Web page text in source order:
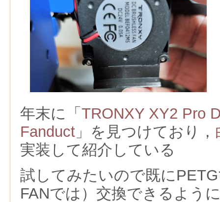
年末に「 TRONXY XY2 Pro
Fanduct 」を見つけており，
実装して紹介している
試してみたいので既に
FANでは）交換できるよう